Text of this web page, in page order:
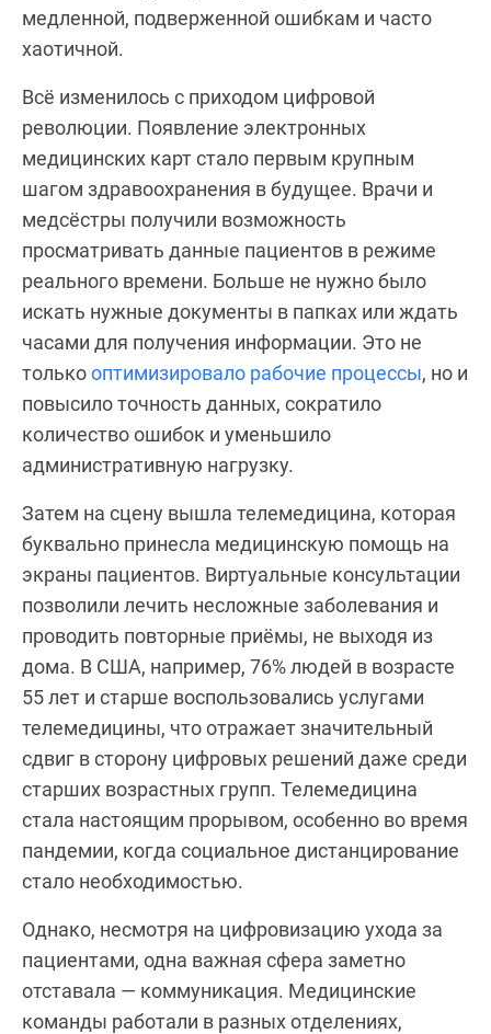
медленной, подверженной ошибкам и часто
хаотичной.
Всё изменилось с приходом цифровой
революции. Появление электронных
медицинских карт стало первым крупным
шагом здравоохранения в будущее. Врачи и
медсёстры получили возможность
просматривать данные пациентов в режиме
реального времени. Больше не нужно было
искать нужные документы в папках или ждать
часами для получения информации. Это не
толькооптимизировало рабочие процессы, но и
повысило точность данных, сократило
количество ошибок и уменьшило
административную нагрузку.
Затем на сцену вышла телемедицина, которая
буквально принесла медицинскую помощь на
экраны пациентов. Виртуальные консультации
позволили лечить несложные заболевания и
проводить повторные приёмы, не выходя из
дома. В США, например, 76% людей в возрасте
55 лет и старше воспользовались услугами
телемедицины, что отражает значительный
сдвиг в сторону цифровых решений даже среди
старших возрастных групп. Телемедицина
стала настоящим прорывом, особенно во время
пандемии, когда социальное дистанцирование
стало необходимостью.
Однако, несмотря на цифровизацию ухода за
пациентами, одна важная сфера заметно
отставала — коммуникация. Медицинские
команды работали в разных отделениях,